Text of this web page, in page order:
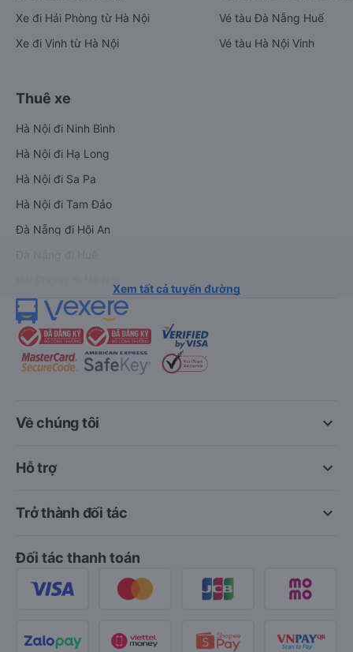
Xe đi Hải Phòng từ Hà Nội
Xe đi Vinh từ Hà Nội
Vé tàu Đà Nẵng Huế
Vé tàu Hà Nội Vinh
Thuê xe
Hà Nội đi Ninh Bình
Hà Nội đi Hạ Long
Hà Nội đi Sa Pa
Hà Nội đi Tam Đảo
Đà Nẵng đi Hội An
Xem tất cả tuyến đường
keyboard_arrow_down
Về chúng tôi
keyboard_arrow_down
Hỗ trợ
keyboard_arrow_down
Trở thành đối tác
Đối tác thanh toán